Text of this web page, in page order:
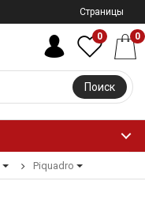
Страницы
Поиск
0 0
Piquadro